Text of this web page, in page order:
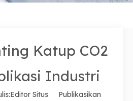
Katup CO2
Industri
Situs Publikasikan